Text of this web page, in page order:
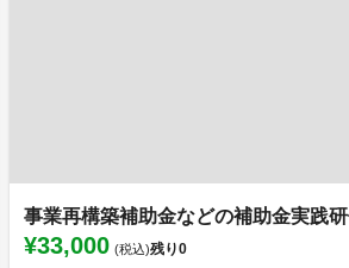
事業再構築補助金などの補助金実践
¥33,000 (税込)残り0